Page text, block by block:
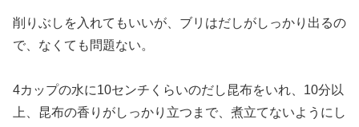
削りぶしを入れてもいいが、ブリはだしがしっかり出るの
で、なくても問題ない。
4カップの水に10センチくらいのだし昆布をいれ、10分以
上、昆布の香りがしっかり立つまで、煮立てないようにし